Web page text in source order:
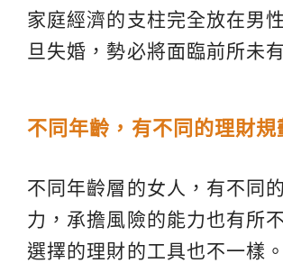
家庭經濟的支柱完全放在男
旦失婚，勢必將面臨前所未
不同年齡，有不同的理財規
不同年齡層的女人，有不同
力，承擔風險的能力也有所
選擇的理財的工具也不一樣